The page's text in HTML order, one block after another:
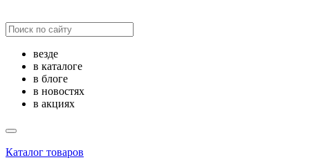
везде
в каталоге
в блоге
в новостях
в акциях
Каталог товаров